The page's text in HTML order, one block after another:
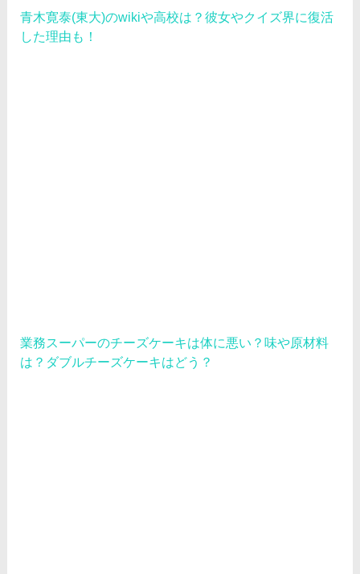
青木寛泰(東大)のwikiや高校は？彼女やクイズ界に復活
した理由も！
業務スーパーのチーズケーキは体に悪い？味や原材料
は？ダブルチーズケーキはどう？